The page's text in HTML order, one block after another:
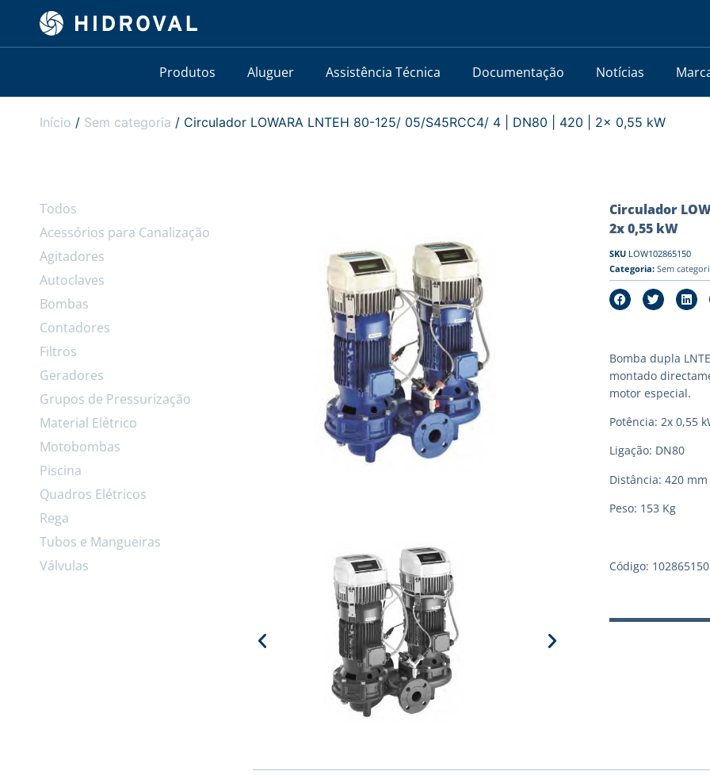
Produtos Aluguer Assistência Técnica Documentação Notícias
Início / Sem categoria / Circulador LOWARA LNTEH 80-125/ 05/S45RCC4/ 4 | DN80 | 420 | 2x 0,55 kW
Todos
Acessórios para Canalização
Agitadores
Autoclaves
Bombas
Contadores
Filtros
Geradores
Grupos de Pressurização
Material Elétrico
Motobombas
Piscina
Quadros Elétricos
Rega
Tubos e Mangueiras
Válvulas
Circulador
2x 0,55 kW
SKU LOW102865150
Categoria: Sem
Bomba dupla
montado
motor especial.
Potência: 2x 0,55
Ligação: DN80
Distância: 420 mm
Peso: 153 Kg
Código: 102865150